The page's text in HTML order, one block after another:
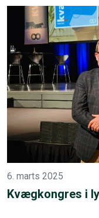
6. marts 2025
Kvægkongres i